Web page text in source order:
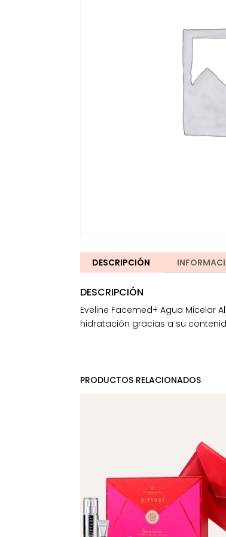
DESCRIPCIÓN
DESCRIPCIÓN
Eveline Facemed+ Agua
hidratación gracias a su
PRODUCTOS RELACIONADOS